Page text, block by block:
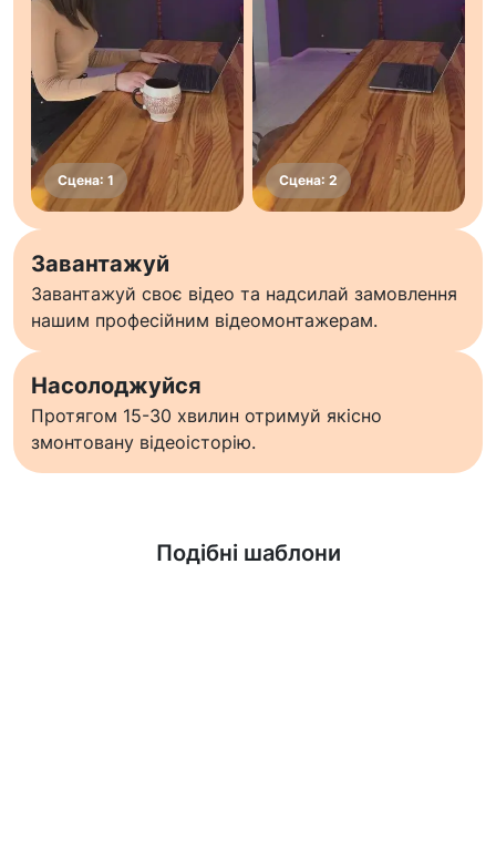
Завантажуй
Завантажуй своє відео та надсилай замовлення
нашим професійним відеомонтажерам.
Насолоджуйся
Протягом 15-30 хвилин отримуй якісно
змонтовану відеоісторію.
Подібні шаблони
Дізнатися більше